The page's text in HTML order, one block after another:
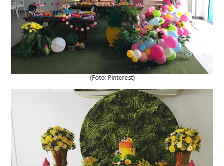
(Foto: Pinterest)